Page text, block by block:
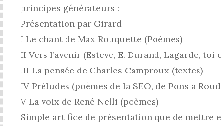
principes générateurs :
Présentation par Girard
I Le chant de Max Rouquette (Poèmes)
II Vers l’avenir (Esteve, E. Durand, Lagarde, toi
III La pensée de Charles Camproux (textes)
IV Préludes (poèmes de la SEO, de Pons a
V La voix de René Nelli (poèmes)
Simple artifice de présentation que de mettre